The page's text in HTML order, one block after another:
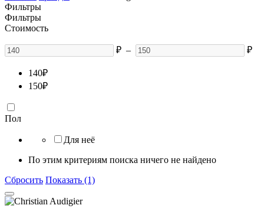
Фильтры
Фильтры
Стоимость
₽ – ₽
140₽
150₽
Пол
Для неё
По этим критериям поиска ничего не найдено
Сбросить Показать (1)